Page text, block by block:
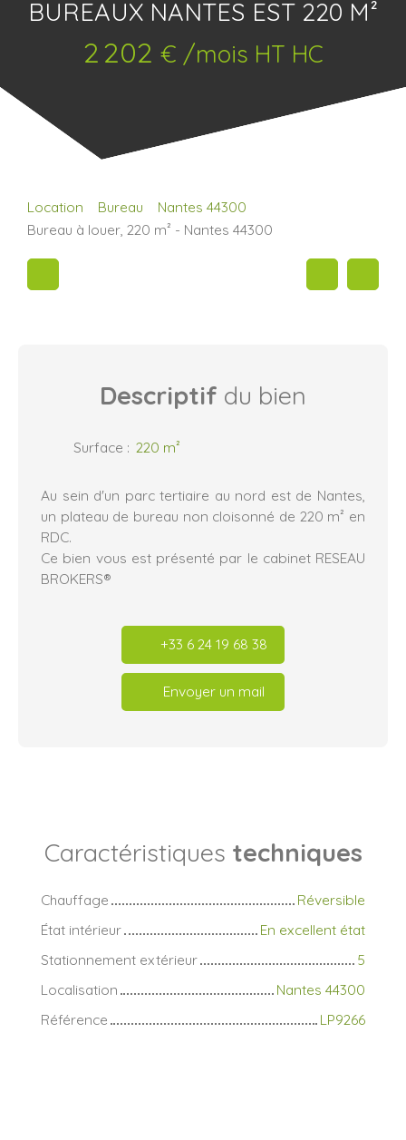
BUREAUX NANTES EST 220 M²
2 202 € /mois HT HC
Location Bureau
Nantes 44300
Bureau à louer, 220 m² - Nantes 44300
Descriptif du bien
Surface : 220 m²
Au sein d'un parc tertiaire au nord est de Nantes,
un plateau de bureau non cloisonné de 220 m² en
RDC.
Ce bien vous est présenté par le cabinet RESEAU
BROKERS®
+33 6 24 19 68 38
Envoyer un mail
Caractéristiques techniques
Chauffage
Réversible
État intérieur
En excellent état
Stationnement extérieur
5
Localisation
Nantes 44300
Référence
LP9266